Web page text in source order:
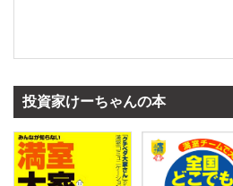
投資家けーちゃんの本